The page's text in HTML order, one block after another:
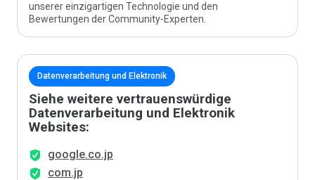
unserer einzigartigen Technologie und den
Bewertungen der Community-Experten.
Datenverarbeitung und Elektronik
Siehe weitere vertrauenswürdige
Datenverarbeitung und Elektronik
Websites:
google.co.jp
com.jp